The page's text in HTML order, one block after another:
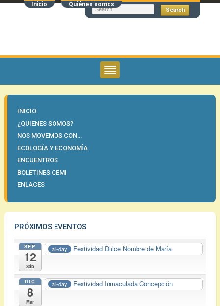
Inicio Quiénes somos
INICIO
¿QUIENES SOMOS?
NOS MOVEMOS CON…
ECOLOGÍA Y ECONOMÍA
ENCUENTROS
BOLETINES CEMI
ENLACES
PRÓXIMOS EVENTOS
SEP
12
Sáb
all-day Festividad Dulce Nombre de María
DIC
8
Mar
all-day Festividad Inmaculada Concepción